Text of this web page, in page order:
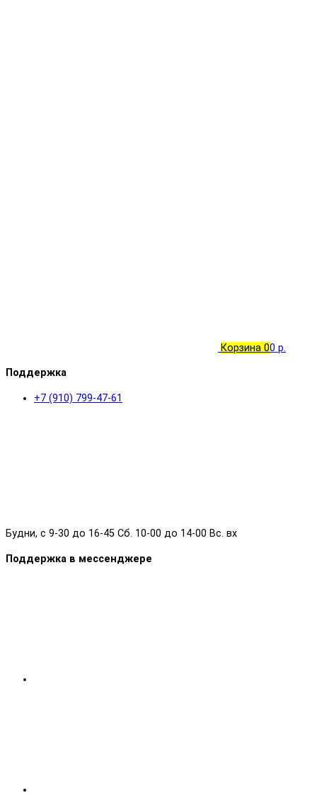
Корзина 00 р.
Поддержка
+7 (910) 799-47-61
Будни, с 9-30 до 16-45 Сб. 10-00 до 14-00 Вс. вх
Поддержка в мессенджере